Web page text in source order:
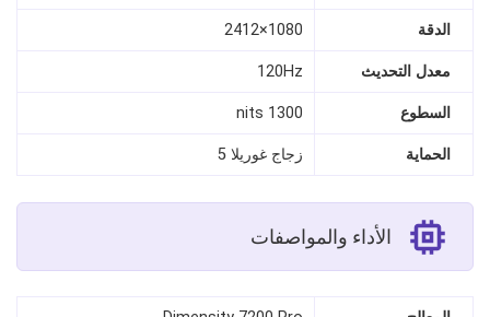
الدقة 1080×2412
معدل التحديث 120Hz
السطوع 1300 nits
الحماية زجاج غوريلا 5
الأداء والمواصفات